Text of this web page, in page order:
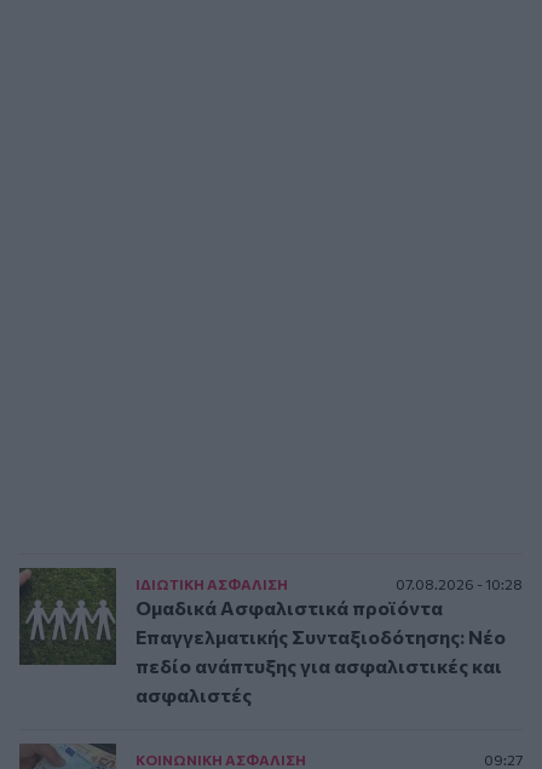
ΙΔΙΩΤΙΚΗ ΑΣΦAΛΙΣΗ 07.08.2026 - 10:28
Ομαδικά Ασφαλιστικά προϊόντα
Επαγγελματικής Συνταξιοδότησης: Νέο
πεδίο ανάπτυξης για ασφαλιστικές και
ασφαλιστές
ΚΟΙΝΩΝΙΚΗ ΑΣΦAΛΙΣΗ 09:27